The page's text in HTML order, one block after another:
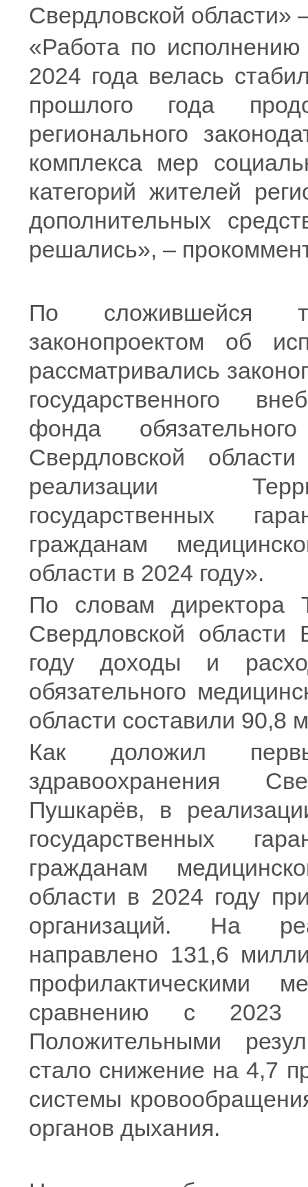
Свердловской области»
«Работа по
2024 года велась
прошлого года
регионального
комплекса мер
категорий жителей
дополнительных
решались», –
По сложившейся
законопроектом об
рассматривались
государственного
фонда
Свердловской
реализации
государственных
гражданам
области в 2024 году».
По словам директора
Свердловской
году доходы и
обязательного
области составили 90,8
Как доложил
здравоохранения
Пушкарёв, в
государственных
гражданам
области в 2024 году
организаций. На
направлено 131,6
профилактическими
сравнению с 2023
Положительными
стало снижение на 4,7
системы
органов дыхания.